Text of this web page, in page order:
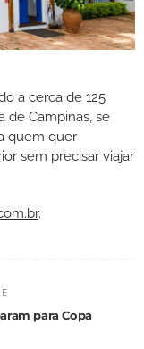
a cerca de 125
de Campinas, se
quem quer
sem precisar viajar
.
para Copa